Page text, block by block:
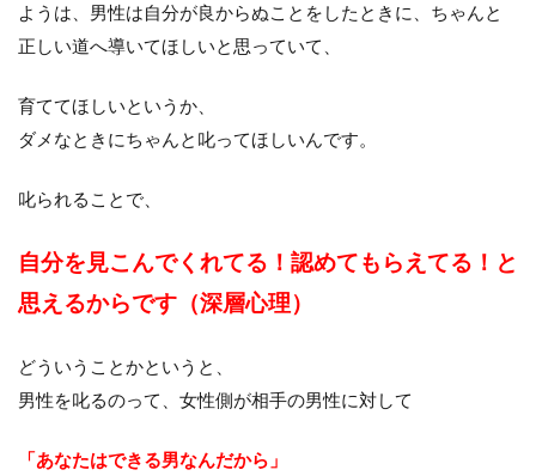
ようは、男性は自分が良からぬことをしたときに、ちゃんと
正しい道へ導いてほしいと思っていて、
育ててほしいというか、
ダメなときにちゃんと叱ってほしいんです。
叱られることで、
自分を見こ んでくれてる！認めてもらえてる！と
思えるからです（深層心理）
どういうことかというと、
男性を叱るのって、女性側が相手の男性に対して
「あなたはできる男なんだから」